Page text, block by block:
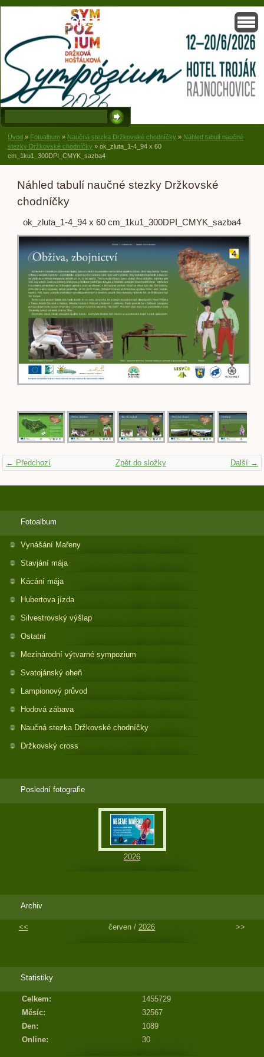
Solisko, zapsaný spolek, Držková
Úvod » Fotoalbum » Naučná stezka Držkovské chodníčky » Náhled tabulí naučné
stezky Držkovské chodníčky » ok_zluta_1-4_94 x 60
cm_1ku1_300DPI_CMYK_sazba4
Náhled tabulí naučné stezky Držkovské
chodníčky
ok_zluta_1-4_94 x 60 cm_1ku1_300DPI_CMYK_sazba4
← Předchozí Další →
Zpět do složky
Fotoalbum
Vynášání Mařeny
Stavjání mája
Kácání mája
Hubertova jízda
Silvestrovský výšlap
Ostatní
Mezinárodní výtvarné sympozium
Svatojánský oheň
Lampionový průvod
Hodová zábava
Naučná stezka Držkovské chodníčky
Držkovský cross
Poslední fotografie
2026
Archiv
<< červen / 2026 >>
Statistiky
Online: 30
Celkem:
1455729
Měsíc:
32567
Den:
1089